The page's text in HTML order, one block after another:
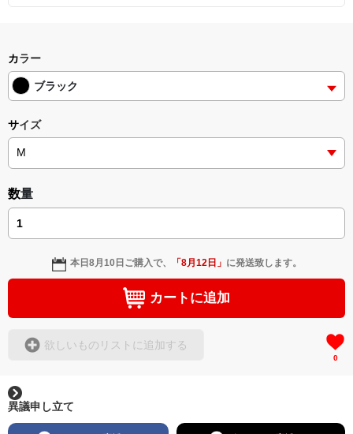
カラー
ブラック
サイズ
数量
本日8月10日 ご購入で、 「8月12日 」 に発送致します。
カートに追加
欲しいものリストに追加する
0
異議申し立て